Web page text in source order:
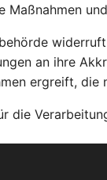
an ihre
ergreift,
die